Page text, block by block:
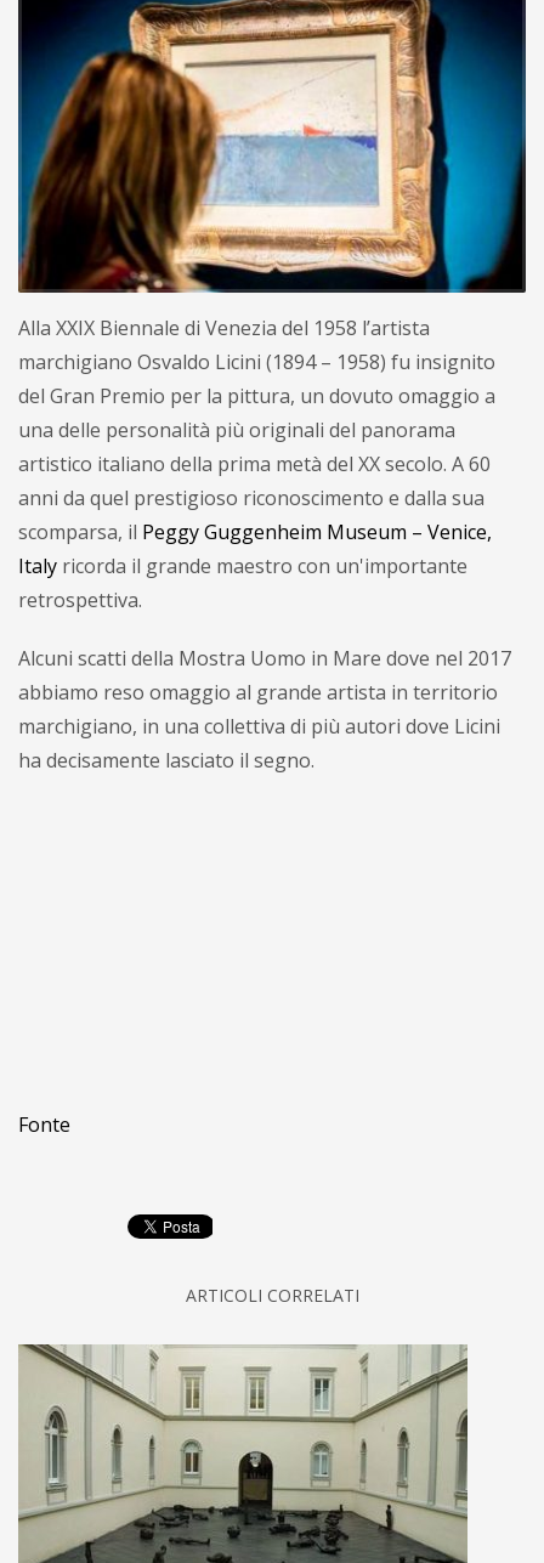
Alla XXIX Biennale di Venezia del 1958 l’artista
marchigiano Osvaldo Licini (1894 – 1958) fu insignito
del Gran Premio per la pittura, un dovuto omaggio a
una delle personalità più originali del panorama
artistico italiano della prima metà del XX secolo. A 60
anni da quel prestigioso riconoscimento e dalla sua
scomparsa, il Peggy Guggenheim Museum – Venice,
Italy ricorda il grande maestro con un'importante
retrospettiva.
Alcuni scatti della Mostra Uomo in Mare dove nel 2017
abbiamo reso omaggio al grande artista in territorio
marchigiano, in una collettiva di più autori dove Licini
ha decisamente lasciato il segno.
Fonte
ARTICOLI CORRELATI